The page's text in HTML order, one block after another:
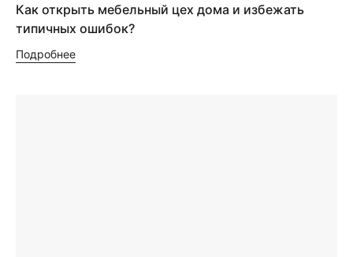
Как открыть мебельный цех дома и избежать
типичных ошибок?
Подробнее